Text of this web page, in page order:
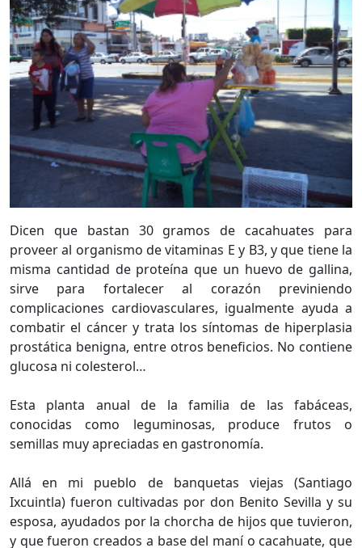
Dicen que bastan 30 gramos de cacahuates para
proveer al organismo de vitaminas E y B3, y que tiene la
misma cantidad de proteína que un huevo de gallina,
sirve para fortalecer al corazón previniendo
complicaciones cardiovasculares, igualmente ayuda a
combatir el cáncer y trata los síntomas de hiperplasia
prostática benigna, entre otros beneficios. No contiene
glucosa ni colesterol…
Esta planta anual de la familia de las fabáceas,
conocidas como leguminosas, produce frutos o
semillas muy apreciadas en gastronomía.
Allá en mi pueblo de banquetas viejas (Santiago
Ixcuintla) fueron cultivadas por don Benito Sevilla y su
esposa, ayudados por la chorcha de hijos que tuvieron,
y que fueron creados a base del maní o cacahuate, que